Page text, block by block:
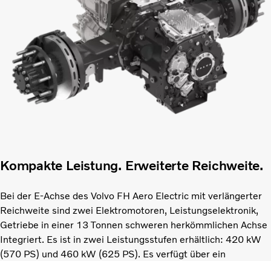
Kompakte Leistung. Erweiterte Reichweite.
Bei der E-Achse des Volvo FH Aero Electric mit verlängerter
Reichweite sind zwei Elektromotoren, Leistungselektronik,
Getriebe in einer 13 Tonnen schweren herkömmlichen Achse
Integriert. Es ist in zwei Leistungsstufen erhältlich: 420 kW
(570 PS) und 460 kW (625 PS). Es verfügt über ein